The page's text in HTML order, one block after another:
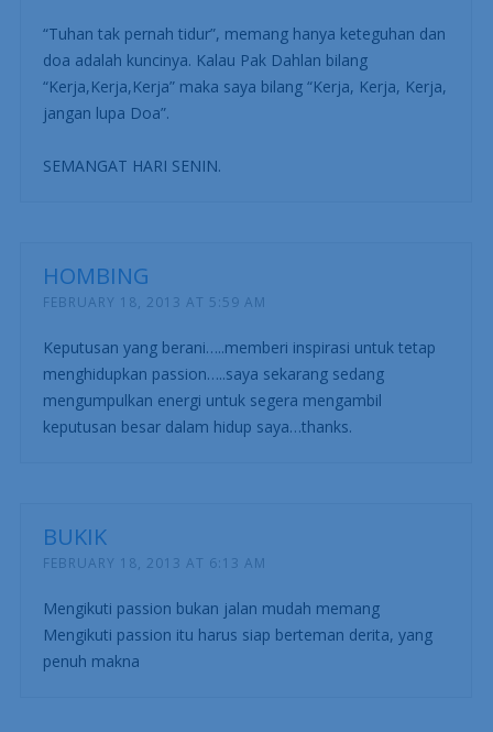
“Tuhan tak pernah tidur”, memang hanya keteguhan dan
doa adalah kuncinya. Kalau Pak Dahlan bilang
“Kerja,Kerja,Kerja” maka saya bilang “Kerja, Kerja, Kerja,
jangan lupa Doa”.
SEMANGAT HARI SENIN.
HOMBING
FEBRUARY 18, 2013 AT 5:59 AM
Keputusan yang berani…..memberi inspirasi untuk tetap
menghidupkan passion…..saya sekarang sedang
mengumpulkan energi untuk segera mengambil
keputusan besar dalam hidup saya…thanks.
BUKIK
FEBRUARY 18, 2013 AT 6:13 AM
Mengikuti passion bukan jalan mudah memang
Mengikuti passion itu harus siap berteman derita, yang
penuh makna